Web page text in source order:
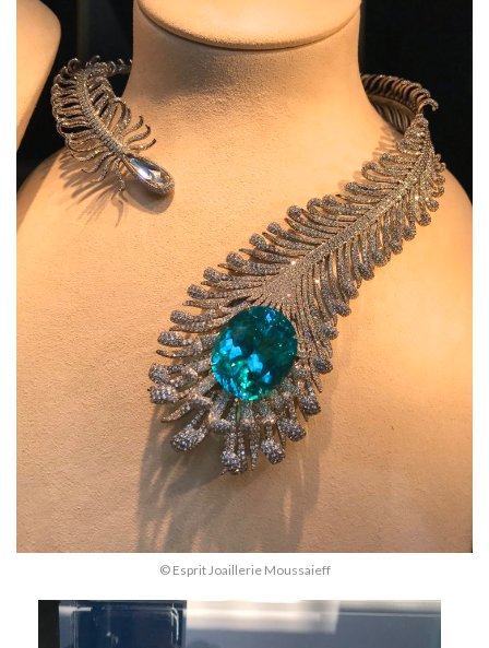
© Esprit Joaillerie Moussaieff